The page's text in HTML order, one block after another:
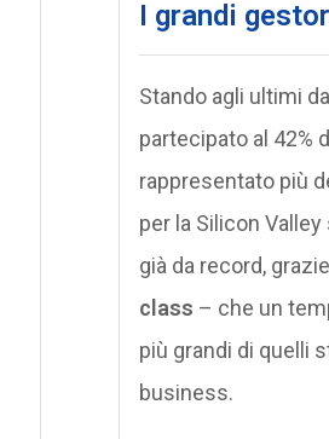
I grandi
Stando agli ultimi
partecipato al 42%
rappresentato più
per la Silicon
già da record,
class – che un
più grandi di quelli
business.